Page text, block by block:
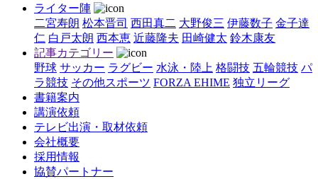
ライター陣
二宮寿朗 松本晋司 西田真二 大野俊三 伊藤数子 金子達
仁 白戸太朗 西本恵 近藤隆夫 田崎健太 鈴木康友
記事カテゴリー
野球 サッカー ラグビー 水泳・陸上 格闘技 五輪競技 パ
ラ競技 その他スポーツ FORZA EHIME 独立リーグ
書籍案内
講演依頼
テレビ出演・取材依頼
会社概要
採用情報
協賛パートナー